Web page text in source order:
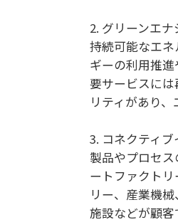
2. グリーンエ
持続可能なエ
ギーの利用推
要サービスに
リティがあり
3. コネクティ
製品やプロセ
ートファクト
リー、産業機
施設などが顧客